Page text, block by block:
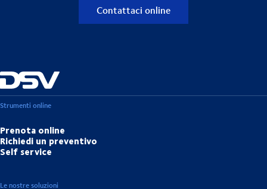
Contattaci online
Strumenti online
Prenota online
Richiedi un preventivo
Self service
Le nostre soluzioni